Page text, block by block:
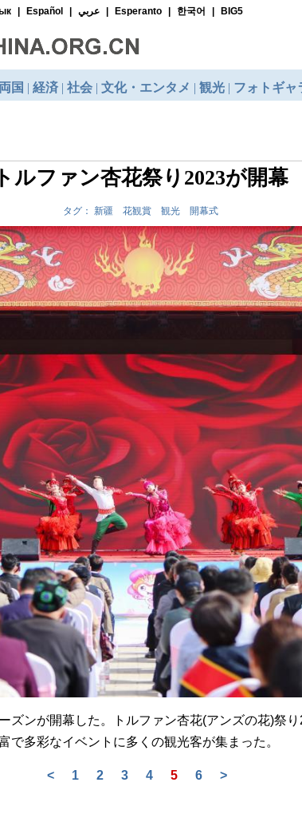
トルファン杏花祭り2023が開幕
タグ： 新疆 花観賞 観光 開幕式
ンが開幕した。トルファン杏花(アンズの花)祭
で多彩なイベントに多くの観光客が集まった。
< 1 2 3 4 5 6 >